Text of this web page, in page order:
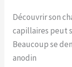
Découvrir son
capillaires peut
Beaucoup se
anodin